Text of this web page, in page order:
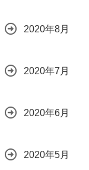
2020年8月
2020年7月
2020年6月
2020年5月